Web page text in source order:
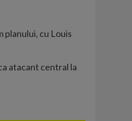
planului, cu Louis
atacant central la